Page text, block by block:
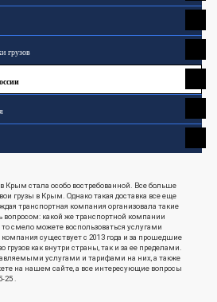
грузов
в Крым стала особо востребованной. Все больше
грузы в Крым. Однако такая доставка все еще
транспортная компания организовала такие
вопросом: какой же транспортной компании
смело можете воспользоваться услугами
существует с 2013 года и за прошедшие
грузов как внутри страны, так и за ее пределами.
услугами и тарифами на них, а также
на нашем сайте, а все интересующие вопросы
25 .